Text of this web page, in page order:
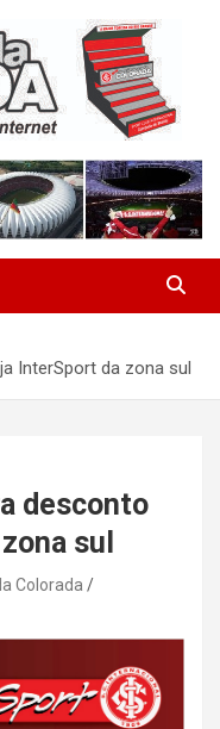
InterSport da zona sul
desconto
sul
Colorada